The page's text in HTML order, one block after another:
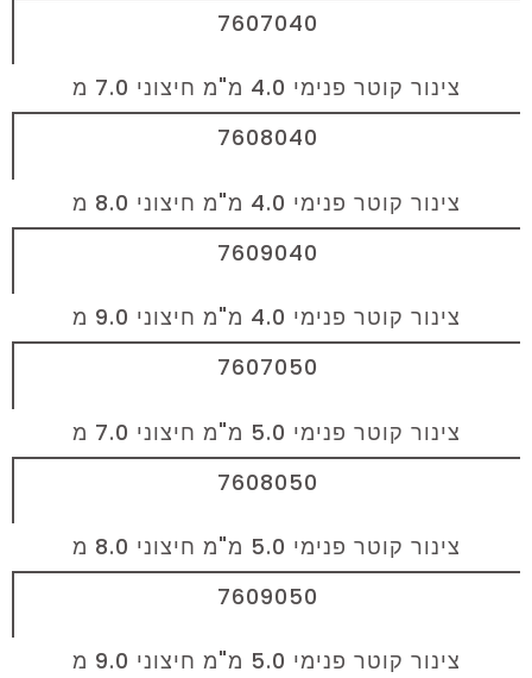
7607040
צינור קוטר פנימי 4.0 מ"מ חיצוני 7.0 מ
7608040
צינור קוטר פנימי 4.0 מ"מ חיצוני 8.0 מ
7609040
צינור קוטר פנימי 4.0 מ"מ חיצוני 9.0 מ
7607050
צינור קוטר פנימי 5.0 מ"מ חיצוני 7.0 מ
7608050
צינור קוטר פנימי 5.0 מ"מ חיצוני 8.0 מ
7609050
צינור קוטר פנימי 5.0 מ"מ חיצוני 9.0 מ